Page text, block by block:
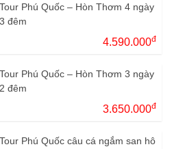
Tour Phú Quốc – Hòn Thơm 4 ngày
3 đêm
4.590.000đ
Tour Phú Quốc – Hòn Thơm 3 ngày
2 đêm
3.650.000đ
Tour Phú Quốc câu cá ngắm san hô